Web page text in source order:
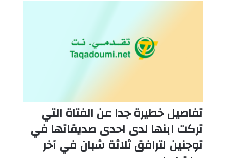
تفاصيل خطيرة جدا عن الفتاة التي
تركت ابنها لدى احدى صديقاتها في
توجنين لترافق ثلاثة شبان في آخر